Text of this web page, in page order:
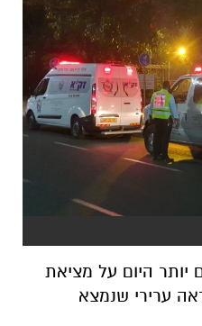
יותר היום על מציאת
60 ככל הנראה ערירי שנמצא
תוך שעות בודדות,
רבי עקיבא - שכונה